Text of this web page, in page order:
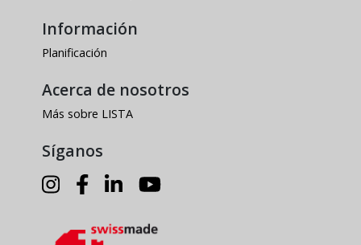
Información
Planificación
Acerca de nosotros
Más sobre LISTA
Síganos